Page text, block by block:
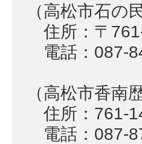
（高松市石の
住所：〒
電話：087-
（高松市香南
住所：761-
電話：087-